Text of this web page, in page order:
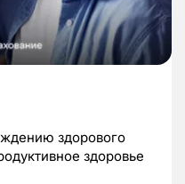
здорового
здоровье